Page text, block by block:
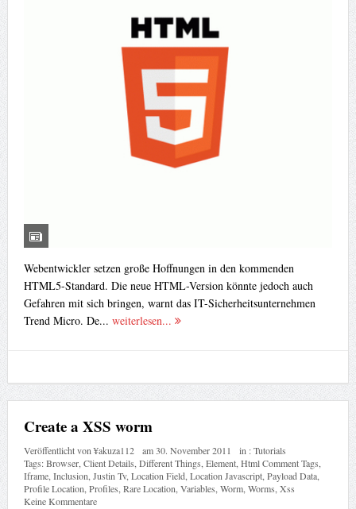
Webentwickler setzen große Hoffnungen in den kommenden
HTML5-Standard. Die neue HTML-Version könnte jedoch auch
Gefahren mit sich bringen, warnt das IT-Sicherheitsunternehmen
Trend Micro. De... weiterlesen...
Create a XSS worm
Veröffentlicht von¥akuza112 am30. November 2011 in :Tutorials
Tags:Browser,Client Details,Different Things,Element,Html Comment Tags,
Iframe,Inclusion,Justin Tv,Location Field,Location Javascript,Payload Data,
Profile Location,Profiles,Rare Location,Variables,Worm,Worms,Xss
Keine Kommentare